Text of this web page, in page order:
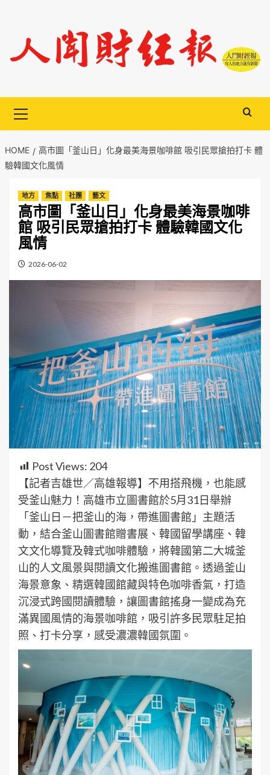
content
Menu
HOME
高市圖「釜山日」化身最美海景咖啡館 吸引民眾搶拍打卡 體
驗韓國文化風情
地方 焦點 社團 藝文
高市圖「釜山日」化身最美海景咖啡
館 吸引民眾搶拍打卡 體驗韓國文化
風情
2026-06-02
Post Views: 204
【記者吉雄世／高雄報導】不用搭飛機，也能感
受釜山魅力！高雄市立圖書館於5月31日舉辦
「釜山日－把釜山的海，帶進圖書館」主題活
動，結合釜山圖書館贈書展、韓國留學講座、韓
文文化導覽及韓式咖啡體驗，將韓國第二大城釜
山的人文風景與閱讀文化搬進圖書館。透過釜山
海景意象、精選韓國館藏與特色咖啡香氣，打造
沉浸式跨國閱讀體驗，讓圖書館搖身一變成為充
滿異國風情的海景咖啡館，吸引許多民眾駐足拍
照、打卡分享，感受濃濃韓國氛圍。